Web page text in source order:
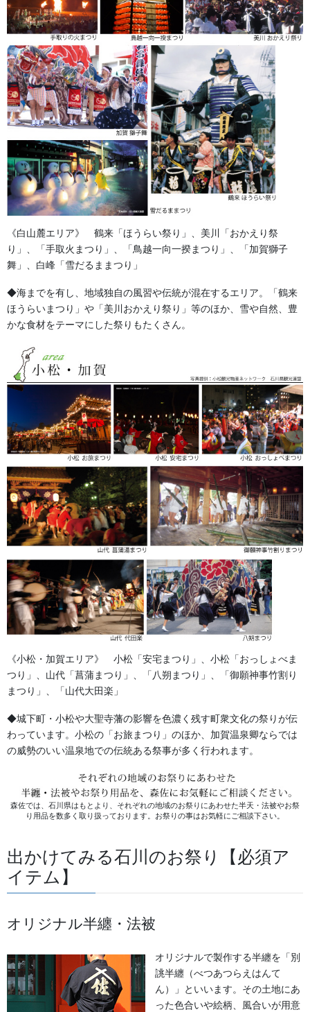
綿100％ タッサーブロード
染め
法被
綿100％ タッサーブロード
法被
綿100％ タッサーブロード
《白山麓エリア》 鶴来「ほうらい祭り」、美川「おかえり祭
り」、「手取火まつり」、「鳥越一向一揆まつり」、「加賀獅子
舞」、白峰「雪だるままつり」
◆海までを有し、地域独自の風習や伝統が混在するエリア。「鶴来
ほうらいまつり」や「美川おかえり祭り」等のほか、雪や自然、豊
かな食材をテーマにした祭りもたくさん。
《小松・加賀エリア》 小松「安宅まつり」、小松「おっしょべま
つり」、山代「菖蒲まつり」、「八朔まつり」、「御願神事竹割り
まつり」、「山代大田楽」
◆城下町・小松や大聖寺藩の影響を色濃く残す町衆文化の祭りが伝
わっています。小松の「お旅まつり」のほか、加賀温泉卿ならでは
の威勢のいい温泉地での伝統ある祭事が多く行われます。
森佐では、石川県はもとより、それぞれの地域のお祭りにあわせた半天・法被やお祭
り用品を数多く取り扱っております。お祭りの事はお気軽にご相談下さい。
出かけてみる石川のお祭り【必須ア
イテム】
オリジナル半纏・法被
オリジナルで製作する半纏を「別
誂半纏（べつあつらえはんて
ん）」といいます。その土地にあ
った色合いや絵柄、風合いが用意